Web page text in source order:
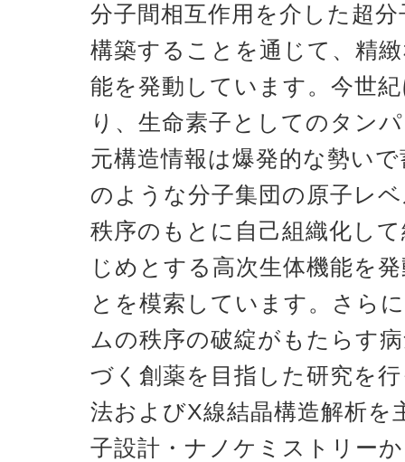
分子間相互作用を介した超
構築することを通じて、精
能を発動しています。今世
り、生命素子としてのタン
元構造情報は爆発的な勢い
のような分子集団の原子レ
秩序のもとに自己組織化し
じめとする高次生体機能を
とを模索しています。さら
ムの秩序の破綻がもたらす
づく創薬を目指した研究を
法およびX線結晶構造解析を
子設計・ナノケミストリー